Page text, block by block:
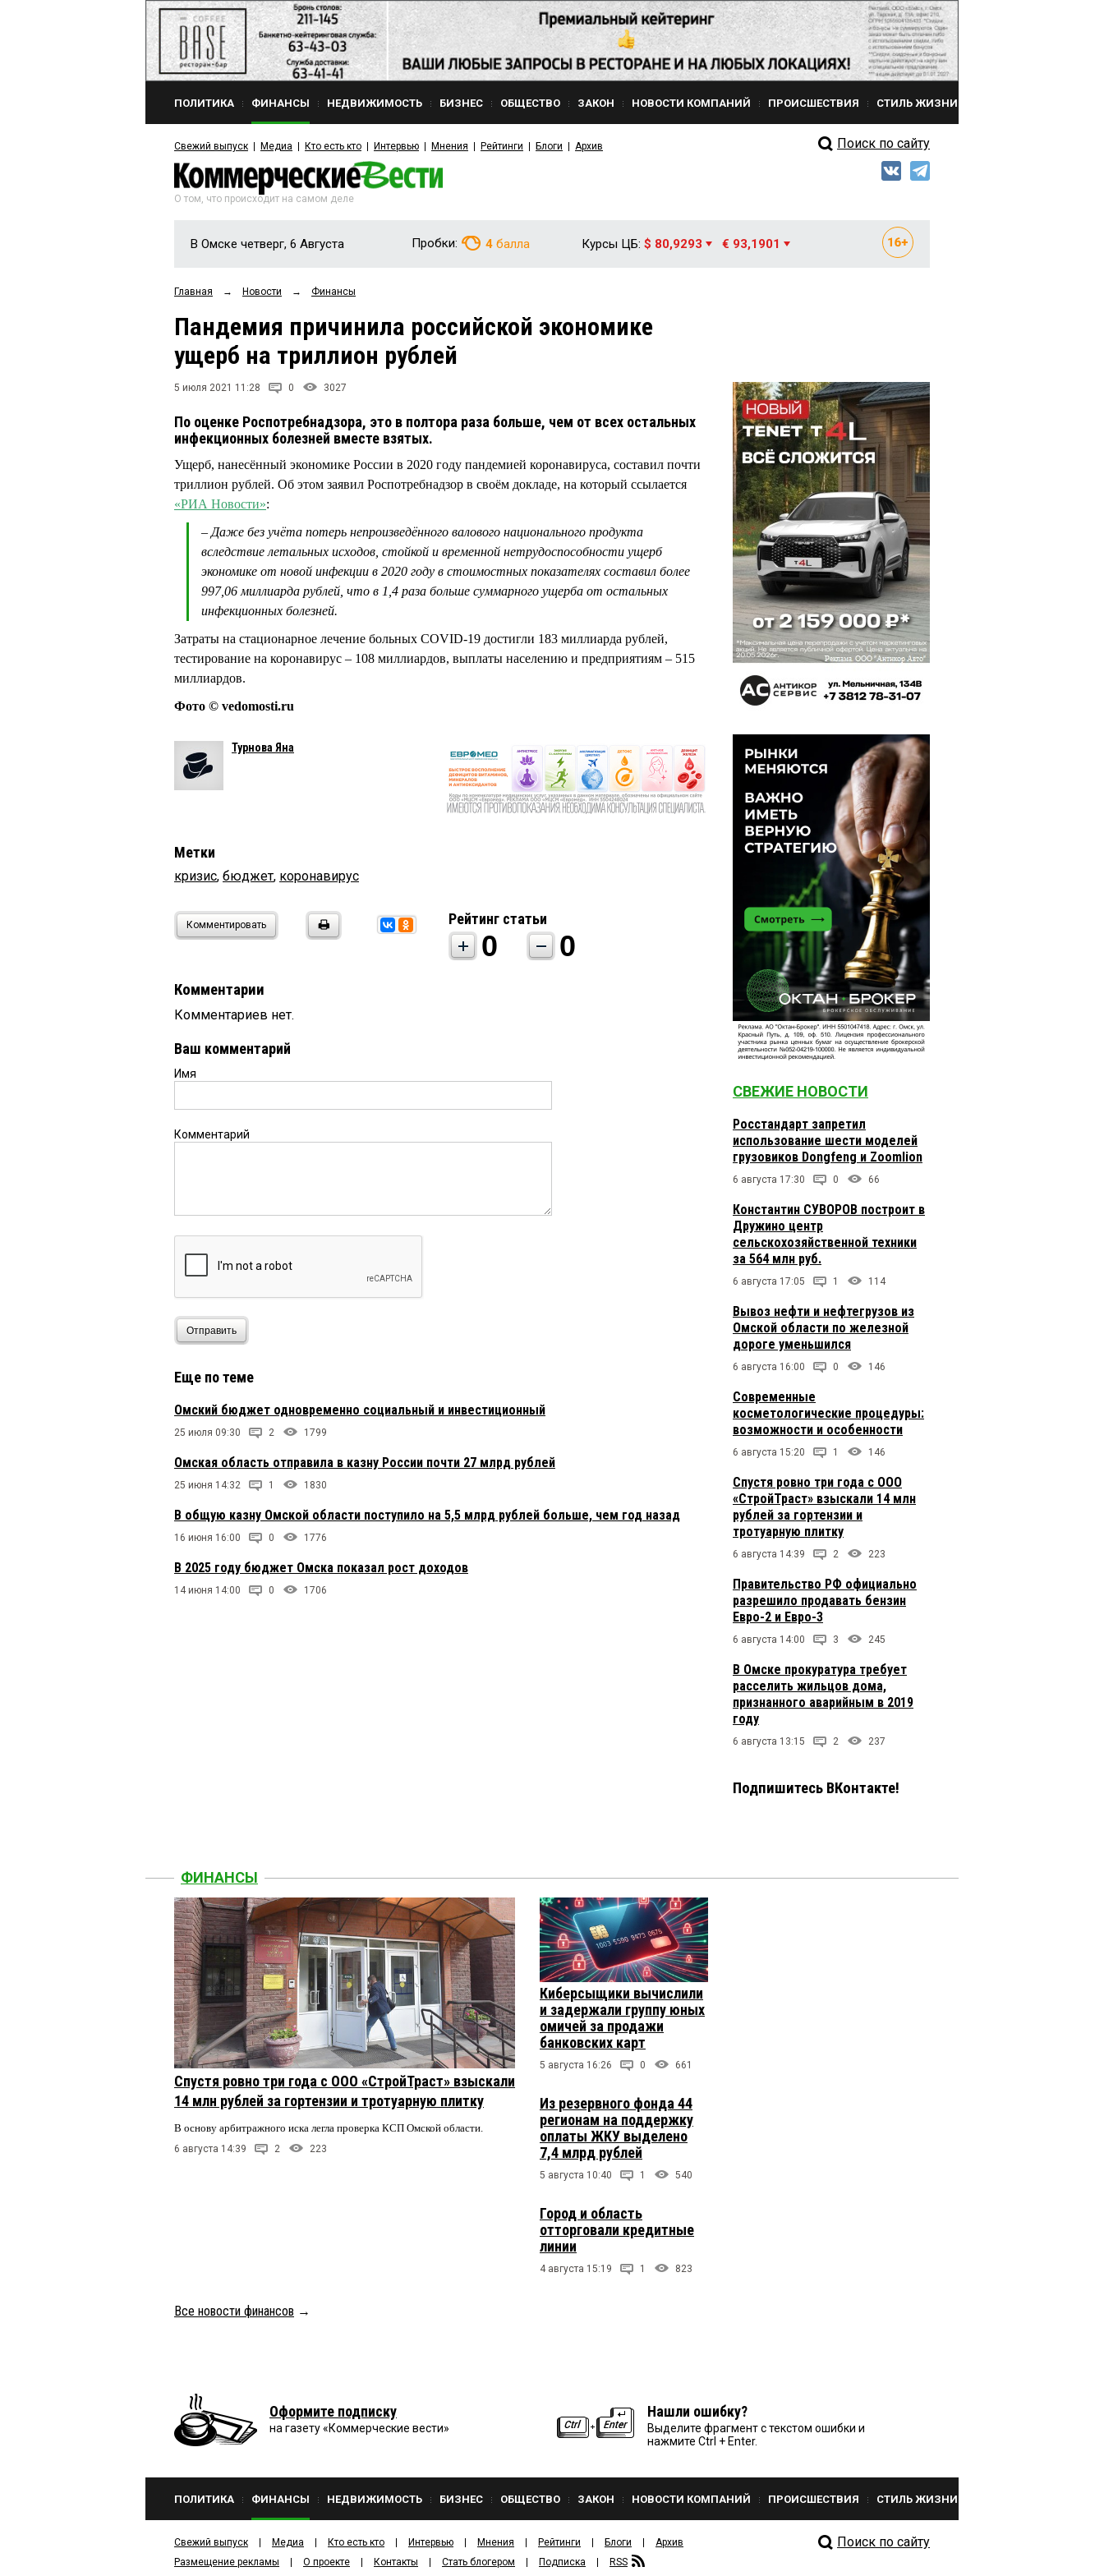
ПОЛИТИКА ФИНАНСЫ НЕДВИЖИМОСТЬ БИЗНЕС ОБЩЕСТВО ЗАКОН НОВОСТИ КОМПАНИЙ ПРОИСШЕСТВИЯ СТИЛЬ ЖИЗНИ
Свежий выпуск Медиа Кто есть кто Интервью Мнения Рейтинги Блоги Архив Поиск по сайту
О том, что происходит на самом деле
В Омске четверг, 6 Августа Пробки: 4 балла Курсы ЦБ: $ 80,9293 € 93,1901
Главная → Новости → Финансы
Пандемия причинила российской экономике
ущерб на триллион рублей
5 июля 2021 11:28 0 3027
По оценке Роспотребнадзора, это в полтора раза больше, чем от всех остальных
инфекционных болезней вместе взятых.
Ущерб, нанесённый экономике России в 2020 году пандемией коронавируса, составил почти
триллион рублей. Об этом заявил Роспотребнадзор в своём докладе, на который ссылается
«РИА Новости»:
– Даже без учёта потерь непроизведённого валового национального продукта
вследствие летальных исходов, стойкой и временной нетрудоспособности ущерб
экономике от новой инфекции в 2020 году в стоимостных показателях составил более
997,06 миллиарда рублей, что в 1,4 раза больше суммарного ущерба от остальных
инфекционных болезней.
Затраты на стационарное лечение больных COVID-19 достигли 183 миллиарда рублей,
тестирование на коронавирус – 108 миллиардов, выплаты населению и предприятиям – 515
миллиардов.
Фото © vedomosti.ru
Турнова Яна
Метки
кризис, бюджет, коронавирус
Комментировать Рейтинг статьи
0 0
Комментарии
Комментариев нет.
Ваш комментарий
Имя
Комментарий
Отправить
Еще по теме
Омский бюджет одновременно социальный и инвестиционный
25 июля 09:30 2 1799
Омская область отправила в казну России почти 27 млрд рублей
25 июня 14:32 1 1830
В общую казну Омской области поступило на 5,5 млрд рублей больше, чем год назад
16 июня 16:00 0 1776
В 2025 году бюджет Омска показал рост доходов
14 июня 14:00 0 1706
СВЕЖИЕ НОВОСТИ
Росстандарт запретил
использование шести моделей
грузовиков Dongfeng и Zoomlion
6 августа 17:30 0 66
Константин СУВОРОВ построит в
Дружино центр
сельскохозяйственной техники
за 564 млн руб.
6 августа 17:05 1 114
Вывоз нефти и нефтегрузов из
Омской области по железной
дороге уменьшился
6 августа 16:00 0 146
Современные
косметологические процедуры:
возможности и особенности
6 августа 15:20 1 146
Спустя ровно три года с ООО
«СтройТраст» взыскали 14 млн
рублей за гортензии и
тротуарную плитку
6 августа 14:39 2 223
Правительство РФ официально
разрешило продавать бензин
Евро-2 и Евро-3
6 августа 14:00 3 245
В Омске прокуратура требует
расселить жильцов дома,
признанного аварийным в 2019
году
6 августа 13:15 2 237
Подпишитесь ВКонтакте!
ФИНАНСЫ
Спустя ровно три года с ООО «СтройТраст» взыскали
14 млн рублей за гортензии и тротуарную плитку
В основу арбитражного иска легла проверка КСП Омской области.
6 августа 14:39 2 223
Киберсыщики вычислили
и задержали группу юных
омичей за продажи
банковских карт
5 августа 16:26 0 661
Из резервного фонда 44
регионам на поддержку
оплаты ЖКУ выделено
7,4 млрд рублей
5 августа 10:40 1 540
Город и область
отторговали кредитные
линии
4 августа 15:19 1 823
Все новости финансов →
Оформите подписку
на газету «Коммерческие вести»
Нашли ошибку?
Выделите фрагмент с текстом ошибки и
нажмите Ctrl + Enter.
ПОЛИТИКА ФИНАНСЫ НЕДВИЖИМОСТЬ БИЗНЕС ОБЩЕСТВО ЗАКОН НОВОСТИ КОМПАНИЙ ПРОИСШЕСТВИЯ СТИЛЬ ЖИЗНИ
Свежий выпуск Медиа Кто есть кто Интервью Мнения Рейтинги Блоги
Архив
Размещение рекламы
О проекте Контакты Стать блогером Подписка RSS
Поиск по сайту